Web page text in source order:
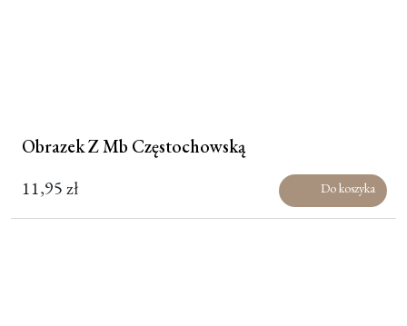
Obrazek Z Mb Częstochowską
11,95zł Do koszyka